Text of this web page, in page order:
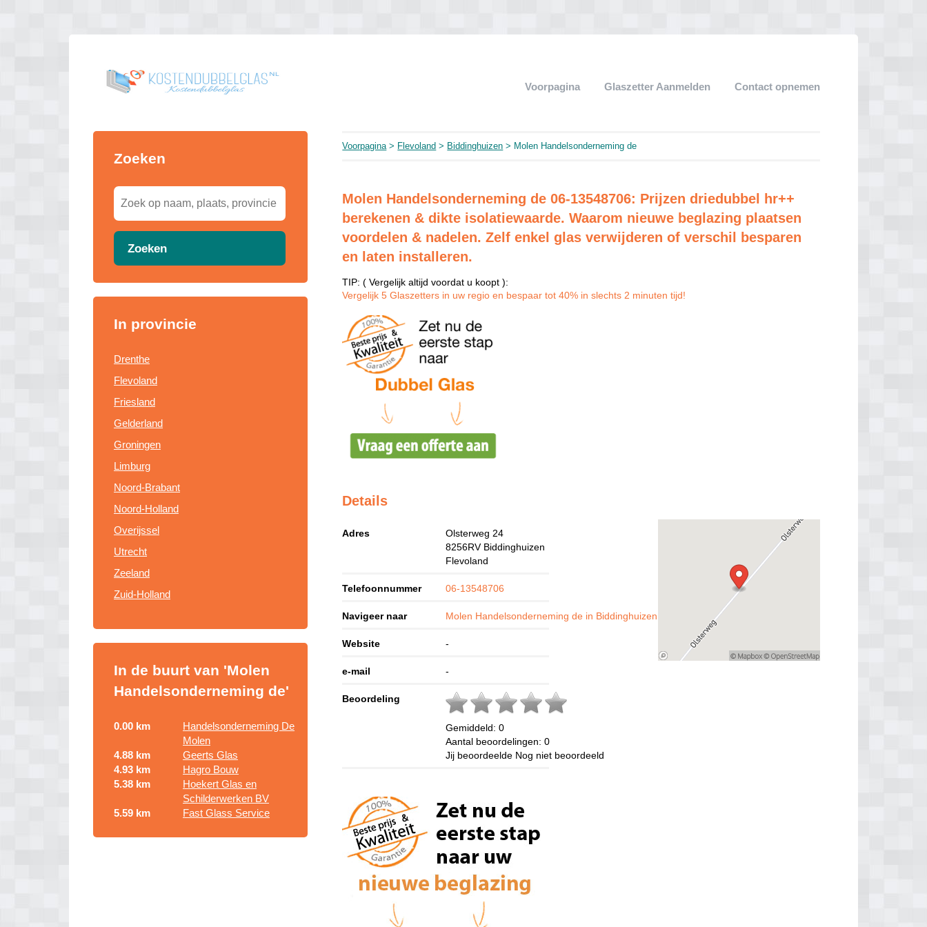
Voorpagina Glaszetter Aanmelden Contact opnemen
Zoeken
Zoeken
In provincie
Drenthe
Flevoland
Friesland
Gelderland
Groningen
Limburg
Noord-Brabant
Noord-Holland
Overijssel
Utrecht
Zeeland
Zuid-Holland
In de buurt van 'Molen
Handelsonderneming de'
0.00 km
Handelsonderneming De
Molen
4.88 km
Geerts Glas
4.93 km
Hagro Bouw
5.38 km
Hoekert Glas en
Schilderwerken BV
5.59 km
Fast Glass Service
Voorpagina> Flevoland > Biddinghuizen > Molen Handelsonderneming de
Molen Handelsonderneming de 06-13548706: Prijzen driedubbel hr++
berekenen & dikte isolatiewaarde. Waarom nieuwe beglazing plaatsen
voordelen & nadelen. Zelf enkel glas verwijderen of verschil besparen
en laten installeren.
TIP: ( Vergelijk altijd voordat u koopt ):
Vergelijk 5 Glaszetters in uw regio en bespaar tot 40% in slechts 2 minuten tijd!
Details
Adres
Olsterweg 24
8256RV Biddinghuizen
Flevoland
Telefoonnummer 06-13548706
Navigeer naar Molen Handelsonderneming de in Biddinghuizen
Website -
e-mail -
Beoordeling
Gemiddeld:0
Aantal beoordelingen:0
Jij beoordeelde Nog niet beoordeeld